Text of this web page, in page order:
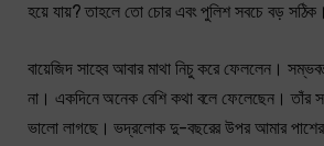
হয়ে যায়? তাহলে তো চোর এবং পুলিশ সবচে বড়
বায়েজিদ সাহেব আবার মাথা নিচু করে ফেললেন।
না। একদিনে অনেক বেশি কথা বলে ফেলেছেন। তাঁর
ভালো লাগছে। ভদ্রলোক দু-বছরের উপর আমার